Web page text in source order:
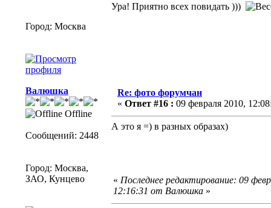
Город: Москва
Ура! Приятно всех повидать )))
Валюшка
Offline
Сообщений: 2448
Город: Москва,
ЗАО, Кунцево
Re: фото форумчан
« Ответ #16 : 09 февраля 2010,
А это я =) в разных образах)
« Последнее редактирование: 09
12:16:31 от Валюшка »